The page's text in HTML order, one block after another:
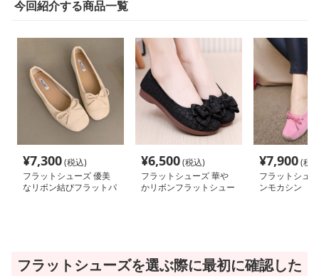
今回紹介する商品一覧
¥7,300(税込)
フラットシューズ 優美
なリボン結びフラットパ
¥6,500(税込)
フラットシューズ 華や
かリボンフラットシュー
¥7,900(税
フラットシュ
ンモカシン
フラットシューズを選ぶ際に最初に確認した